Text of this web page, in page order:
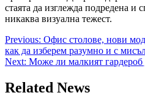
стаята да изглежда подредена и
никаква визуална тежест.
Post
navigation
Previous: Офис столове, нови
как да изберем разумно и с
Next: Може ли малкият гардероб
Related News